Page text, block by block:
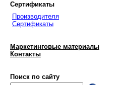
Сертификаты
Производителя
Сертификаты
Маркетинговые материалы
Контакты
Поиск по сайту